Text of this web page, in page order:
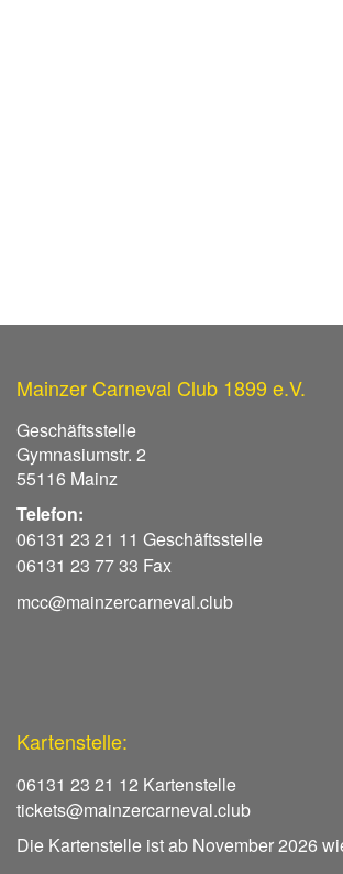
Mainzer Carneval Club 1899 e.V.
Geschäftsstelle
Gymnasiumstr. 2
55116 Mainz
Telefon:
06131 23 21 11 Geschäftsstelle
06131 23 77 33 Fax
mcc@mainzercarneval.club
Kartenstelle:
06131 23 21 12 Kartenstelle
tickets@mainzercarneval.club
Die Kartenstelle ist ab November 2026